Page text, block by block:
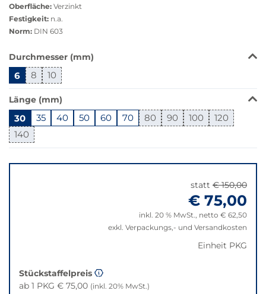
Oberfläche: Verzinkt
Festigkeit: n.a.
Norm: DIN 603
Das
ist
in
dieser
Variante
nicht
verfügbar.
Bei
Klick
der
gewünschten
Durchmesser (mm)
6 8 10
Länge (mm)
30 35 40 50 60 70 80 90 100
120
140
zu
statt € 150,00
€ 75,00
inkl. 20 % MwSt., netto € 62,50
exkl. Verpackungs,- und Versandkosten
Einheit PKG
Stückstaffelpreis
ab 1 PKG € 75,00 (inkl. 20% MwSt.)